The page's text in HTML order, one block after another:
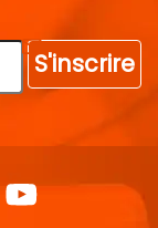
S'inscrire